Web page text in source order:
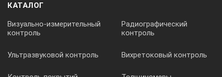
КАТАЛОГ
Визуально-измерительный
контроль
Радиографический
контроль
Ультразвуковой контроль Вихретоковый контроль